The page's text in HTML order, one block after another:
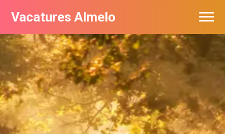
Vacatures Almelo
Vacatures per bedrijf
De populairste vacatures in Almelo
Nieuwsbrief feed